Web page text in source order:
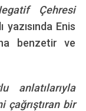
Çehresi
yazısında Enis
benzetir ve
anlatılarıyla
çağrıştıran bir